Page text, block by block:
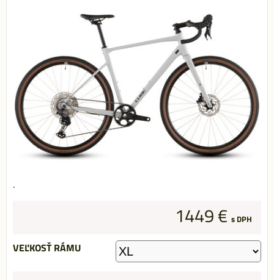
.
1449 € s DPH
VEĽKOSŤ RÁMU